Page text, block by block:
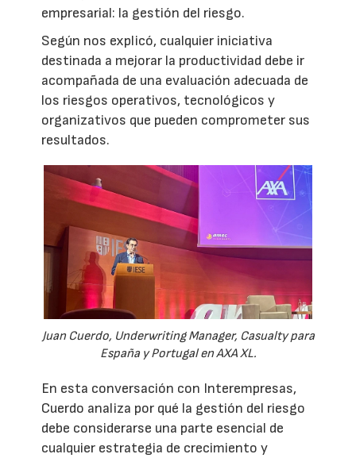
empresarial: la gestión del riesgo.
Según nos explicó, cualquier iniciativa
destinada a mejorar la productividad debe ir
acompañada de una evaluación adecuada de
los riesgos operativos, tecnológicos y
organizativos que pueden comprometer sus
resultados.
Juan Cuerdo, Underwriting Manager, Casualty para
España y Portugal en AXA XL.
En esta conversación con Interempresas,
Cuerdo analiza por qué la gestión del riesgo
debe considerarse una parte esencial de
cualquier estrategia de crecimiento y